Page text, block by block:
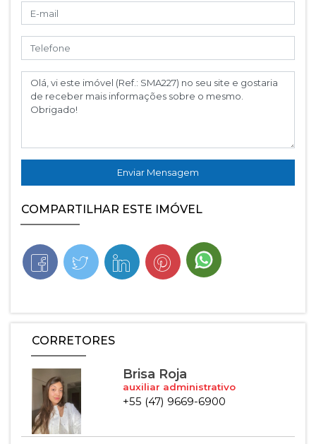
Enviar Mensagem
COMPARTILHAR ESTE IMÓVEL
CORRETORES
Brisa Roja
auxiliar administrativo
+55 (47) 9669-6900